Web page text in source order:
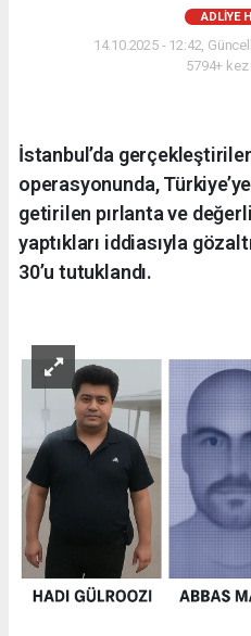
ADLIYE
14.10.2025 - 12:42,
5794+
İstanbul’da
operasyonunda,
getirilen pırlanta ve
yaptıkları iddiasıyla
30’u tutuklandı.